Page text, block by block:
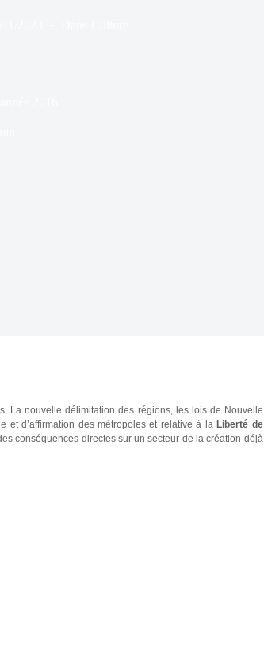
La nouvelle délimitation des régions, les lois de Nouvelle
et d’affirmation des métropoles et relative à la Liberté de
conséquences directes sur un secteur de la création déjà